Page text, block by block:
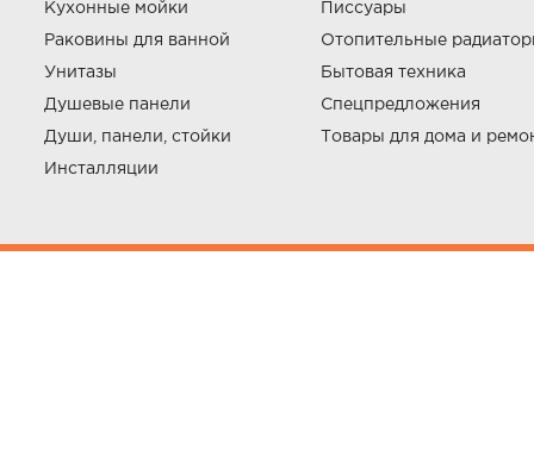
Кухонные мойки
Раковины для ванной
Унитазы
Душевые панели
Души, панели, стойки
Инсталляции
Писсуары
Отопительные
Бытовая техника
Спецпредложения
Товары для дома и